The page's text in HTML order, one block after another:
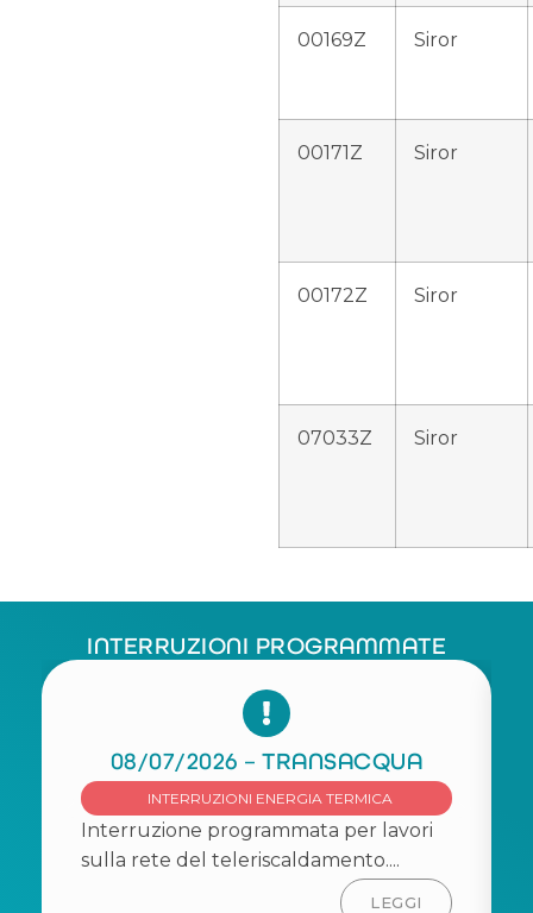
00169Z Siror
00171Z Siror
00172Z Siror
07033Z Siror
INTERRUZIONI PROGRAMMATE
08/07/2026 – TRANSACQUA
INTERRUZIONI ENERGIA TERMICA
Interruzione programmata per lavori
sulla rete del teleriscaldamento....
LEGGI